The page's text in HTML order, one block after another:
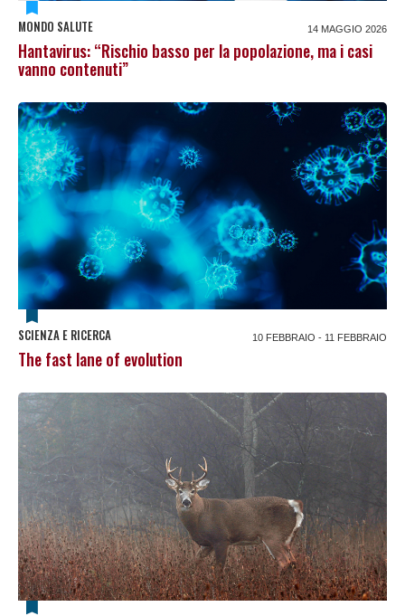
MONDO SALUTE 14 MAGGIO 2026
Hantavirus: “Rischio basso per la popolazione, ma i casi
vanno contenuti”
SCIENZA E RICERCA 10 FEBBRAIO - 11 FEBBRAIO
The fast lane of evolution